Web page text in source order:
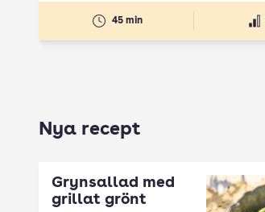
45 min
Nya recept
Grynsallad med
grillat grönt